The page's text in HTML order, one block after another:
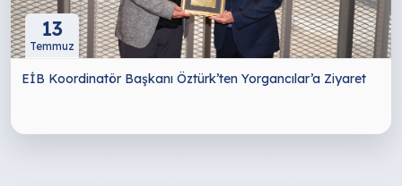
13
Temmuz
EİB Koordinatör Başkanı Öztürk’ten Yorgancılar’a Ziyaret